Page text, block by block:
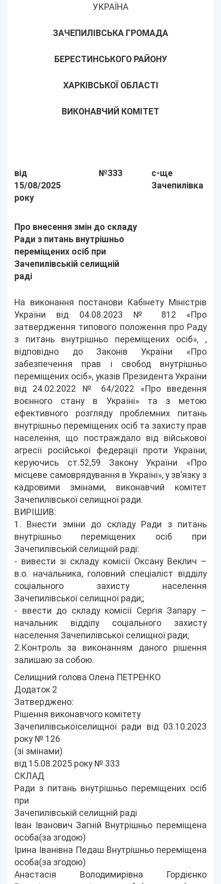
УКРАЇНА
ЗАЧЕПИЛІВСЬКА ГРОМАДА
БЕРЕСТИНСЬКОГО РАЙОНУ
ХАРКІВСЬКОЇ ОБЛАСТІ
ВИКОНАВЧИЙ КОМІТЕТ
від
15/08/2025
року
№333
с-ще
Зачепилівка
Про внесення змін до складу
Ради з питань внутрішньо
переміщених осіб при
Зачепилівській селищній
раді
На виконання постанови Кабінету Міністрів
України від 04.08.2023 № 812 «Про
затвердження типового положення про Раду
з питань внутрішньо переміщених осіб», ,
відповідно до Законів України «Про
забезпечення прав і свобод внутрішньо
переміщених осіб», указів Президента України
від 24.02.2022 № 64/2022 «Про введення
воєнного стану в Україні» та з метою
ефективного розгляду проблемних питань
внутрішньо переміщених осіб та захисту прав
населення, що постраждало від військової
агресії російської федерації проти України,
керуючись ст.52,59 Закону України «Про
місцеве самоврядування в Україні», у зв’язку з
кадровими змінами, виконавчий комітет
Зачепилівської селищної ради.
ВИРІШИВ:
1. Внести зміни до складу Ради з питань
внутрішньо переміщених осіб при
Зачепилівській селищній раді:
- вивести зі складу комісії Оксану Веклич –
в.о. начальника, головний спеціаліст відділу
соціального захисту населення
Зачепилівської селищної ради;;
- ввести до складу комісії Сергія Запару –
начальник відділу соціального захисту
населення Зачепилівської селищної ради;
2.Контроль за виконанням даного рішення
залишаю за собою.
Селищний голова Олена ПЕТРЕНКО
Додаток 2
Затверджено:
Рішення виконавчого комітету
Зачепилівськоїселищної ради від 03.10.2023
року № 126
(зі змінами)
від 15.08.2025 року № 333
СКЛАД
Ради з питань внутрішньо переміщених осіб
при
Зачепилівській селищній раді
Іван Іванович Загній Внутрішньо переміщена
особа(за згодою)
Ірина Іванівна Педаш Внутрішньо переміщена
особа(за згодою)
Анастасія Володимирівна Гордієнко